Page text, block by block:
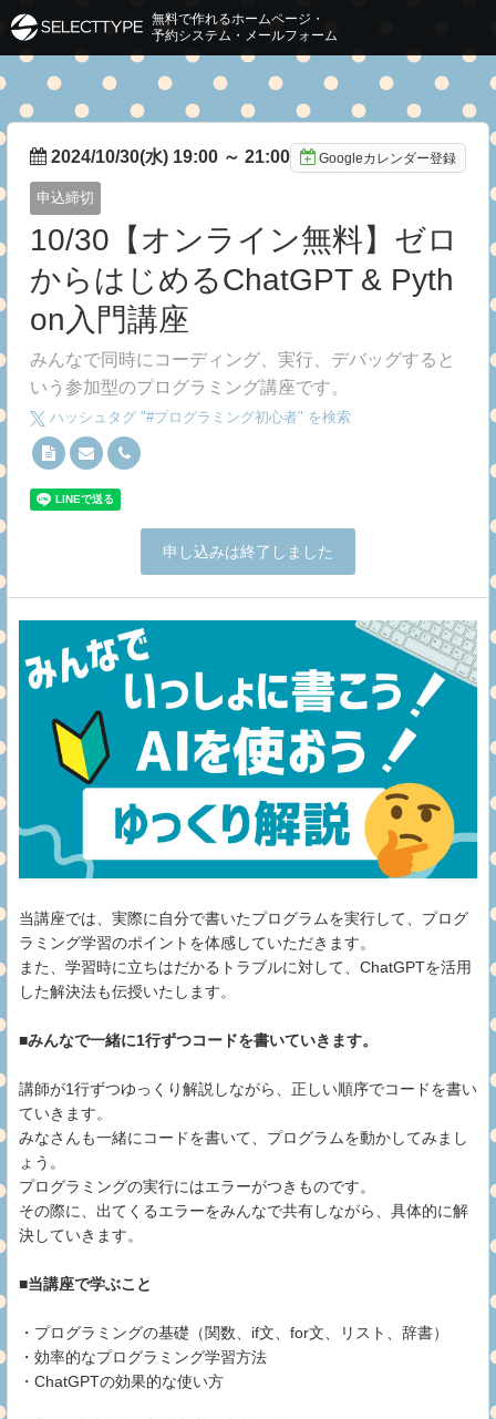
2024/10/30(水) 19:00 ～ 21:00 Googleカレンダー登録
申込締切
10/30【オンライン無料】ゼロ
からはじめるChatGPT & Pyth
on入門講座
みんなで同時にコーディング、実行、デバッグすると
いう参加型のプログラミング講座です。
ハッシュタグ "#プログラミング初心者" を検索
申し込みは終了しました
当講座では、実際に自分で書いたプログラムを実行して、プログ
ラミング学習のポイントを体感していただきます。
また、学習時に立ちはだかるトラブルに対して、ChatGPTを活用
した解決法も伝授いたします。
■みんなで一緒に1行ずつコードを書いていきます。
講師が1行ずつゆっくり解説しながら、正しい順序でコードを書い
ていきます。
みなさんも一緒にコードを書いて、プログラムを動かしてみまし
ょう。
プログラミングの実行にはエラーがつきものです。
その際に、出てくるエラーをみんなで共有しながら、具体的に解
決していきます。
■当講座で学ぶこと
・プログラミングの基礎（関数、if文、for文、リスト、辞書）
・効率的なプログラミング学習方法
・ChatGPTの効果的な使い方
無料で作れるホームページ・
予約システム・メールフォーム